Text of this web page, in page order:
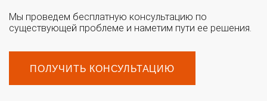
Мы проведем бесплатную консультацию по
существующей проблеме и наметим пути ее решения.
ПОЛУЧИТЬ КОНСУЛЬТАЦИЮ